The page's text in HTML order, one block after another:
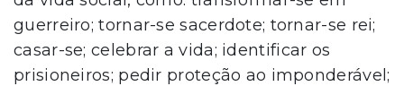
guerreiro; tornar-se sacerdote; tornar-se rei;
casar-se; celebrar a vida; identificar os
prisioneiros; pedir proteção ao imponderável;